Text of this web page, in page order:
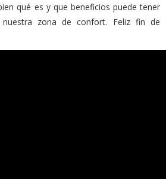
qué es y que beneficios puede tener
zona de confort. Feliz fin de